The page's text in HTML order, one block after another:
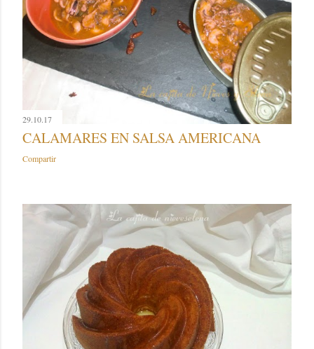
29.10.17
CALAMARES EN SALSA AMERICANA
Compartir